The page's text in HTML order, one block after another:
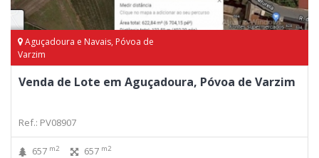
Aguçadoura e Navais, Póvoa de
Varzim
Venda de Lote em Aguçadoura, Póvoa de Varzim
Ref.: PV08907
657 m2 657 m2